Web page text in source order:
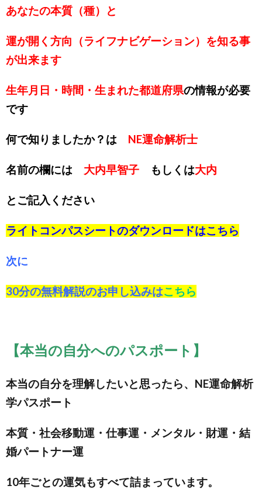
あなたの本質（種）と
運が開く方向（ライフナビゲーション）を知る事
が出来ます
生年月日・時間・生まれた都道府県の情報が必要
です
何で知りましたか？は NE運命解析士
名前の欄には 大内早智子 もしくは大内
とご記入ください
ライトコンパスシートのダウンロードはこちら
次に
30分の無料解説のお申し込みはこちら
【本当の自分へのパスポート】
本当の自分を理解したいと思ったら、NE運命解析
学パスポート
本質・社会移動運・仕事運・メンタル・財運・結
婚パートナー運
10年ごとの運気もすべて詰まっています。